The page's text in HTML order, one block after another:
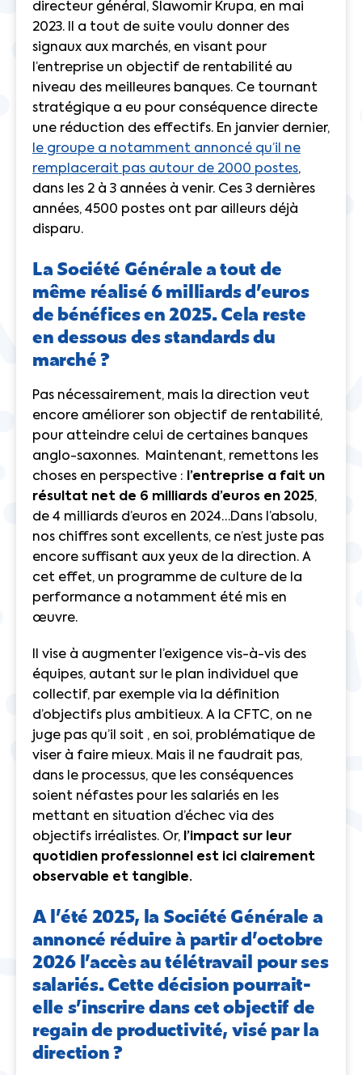
directeur général, Slawomir Krupa, en mai
2023. Il a tout de suite voulu donner des
signaux aux marchés, en visant pour
l’entreprise un objectif de rentabilité au
niveau des meilleures banques. Ce tournant
stratégique a eu pour conséquence directe
une réduction des effectifs. En janvier dernier,
le groupe a notamment annoncé qu’il ne
remplacerait pas autour de 2000 postes,
dans les 2 à 3 années à venir. Ces 3 dernières
années, 4500 postes ont par ailleurs déjà
disparu.
La Société Générale a tout de
même réalisé 6 milliards d’euros
de bénéfices en 2025. Cela reste
en dessous des standards du
marché ?
Pas nécessairement, mais la direction veut
encore améliorer son objectif de rentabilité,
pour atteindre celui de certaines banques
anglo-saxonnes. Maintenant, remettons les
choses en perspective : l’entreprise a fait un
résultat net de 6 milliards d’euros en 2025,
de 4 milliards d’euros en 2024…Dans l’absolu,
nos chiffres sont excellents, ce n’est juste pas
encore suffisant aux yeux de la direction. A
cet effet, un programme de culture de la
performance a notamment été mis en
œuvre.
Il vise à augmenter l’exigence vis-à-vis des
équipes, autant sur le plan individuel que
collectif, par exemple via la définition
d’objectifs plus ambitieux. A la CFTC, on ne
juge pas qu’il soit , en soi, problématique de
viser à faire mieux. Mais il ne faudrait pas,
dans le processus, que les conséquences
soient néfastes pour les salariés en les
mettant en situation d’échec via des
objectifs irréalistes. Or, l’impact sur leur
quotidien professionnel est ici clairement
observable et tangible.
A l’été 2025, la Société Générale a
annoncé réduire à partir d’octobre
2026 l’accès au télétravail pour ses
salariés. Cette décision pourrait-
elle s’inscrire dans cet objectif de
regain de productivité, visé par la
direction ?